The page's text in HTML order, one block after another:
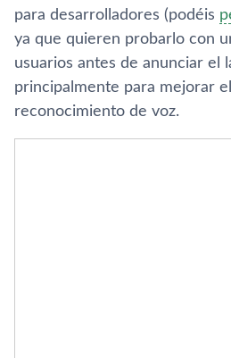
para desarrolladores (podéis
ya que quieren probarlo con
usuarios antes de anunciar el
principalmente para mejorar
reconocimiento de voz.